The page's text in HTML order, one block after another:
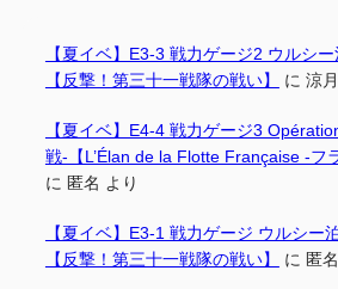
【夏イベ】E3-3 戦力ゲージ2 ウルシ
【反撃！第三十一戦隊の戦い】
に 涼
【夏イベ】E4-4 戦力ゲージ3
戦-【L’Élan de la Flotte Française -フ
に 匿名 より
【夏イベ】E3-1 戦力ゲージ ウルシー
【反撃！第三十一戦隊の戦い】
に 匿名